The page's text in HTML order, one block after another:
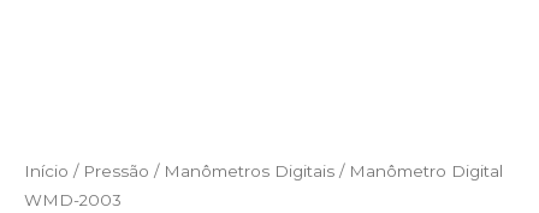
Início / Pressão / Manômetros Digitais / Manômetro Digital
WMD-2003